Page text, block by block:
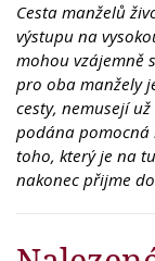
Cesta manželů
výstupu na
mohou vzájemně
pro oba manžely
cesty, nemusejí
podána pomocná
toho, který je na
nakonec přijme